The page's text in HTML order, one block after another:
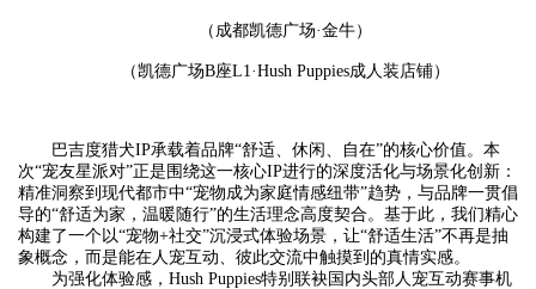
（成都凯德广场·金牛）
（凯德广场B座L1·Hush Puppies成人装店铺）
巴吉度猎犬IP承载着品牌“舒适、休闲、自在”的核心价值。本
次“宠友星派对”正是围绕这一核心IP进行的深度活化与场景化创新：
精准洞察到现代都市中“宠物成为家庭情感纽带”趋势，与品牌一贯倡
导的“舒适为家，温暖随行”的生活理念高度契合。基于此，我们精心
构建了一个以“宠物+社交”沉浸式体验场景，让“舒适生活”不再是抽
象概念，而是能在人宠互动、彼此交流中触摸到的真情实感。
为强化体验感，Hush Puppies特别联袂国内头部人宠互动赛事机